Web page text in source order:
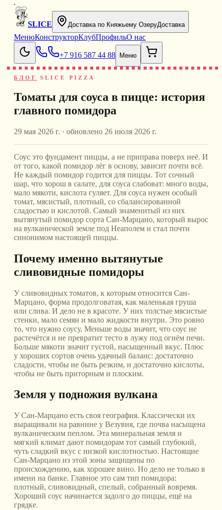
SLICE Доставка по Княжьему ОзеруДоставка
МенюКонструкторКлубПрофильО нас
+7 916 587 44 88 Меню
БЛОГ SLICE PIZZA
Томаты для соуса в пицце: история
главного помидора
29 мая 2026 г. · обновлено 26 июля 2026 г.
Соус это фундамент пиццы, а не приправа поверх неё. И
от того, какой помидор лёг в основу, зависит почти всё.
Не каждый помидор годится для пиццы. Тот сочный
шар, что хорош в салате, для соуса слабоват: много воды,
мало мякоти, кислота гуляет. Для соуса нужен особый
томат, мясистый, плотный, со сбалансированной
сладостью и кислотой. Самый знаменитый из них
вытянутый помидор сорта Сан-Марцано, который вырос
на вулканической земле под Неаполем и стал почти
синонимом настоящей пиццы.
Почему именно вытянутые
сливовидные помидоры
У сливовидных томатов, к которым относится Сан-
Марцано, форма продолговатая, как маленькая груша
или слива. И дело не в красоте. У них толстые мясистые
стенки, мало семян и мало жидкости внутри. Это ровно
то, что нужно соусу. Меньше воды значит, что соус не
растечётся и не превратит тесто в лужу под огнём печи.
Больше мякоти значит густой, насыщенный вкус. Плюс
у хороших сортов очень удачный баланс: достаточно
сладости, чтобы не быть резким, и достаточно кислоты,
чтобы не быть приторным и плоским.
Земля у подножия вулкана
У Сан-Марцано есть своя география. Классически их
выращивали на равнине у Везувия, где почва насыщена
вулканическим пеплом. Эта минеральная земля и
мягкий климат дают помидорам тот самый глубокий,
чуть сладкий вкус с низкой кислотностью. Настоящие
Сан-Марцано из этой зоны защищены по
происхождению, как хорошее вино. Но дело не только в
имени на банке. Главное это сам тип помидора:
плотный, сливовидный, спелый, собранный вовремя.
Хороший соус начинается задолго до пиццы, ещё на
грядке.